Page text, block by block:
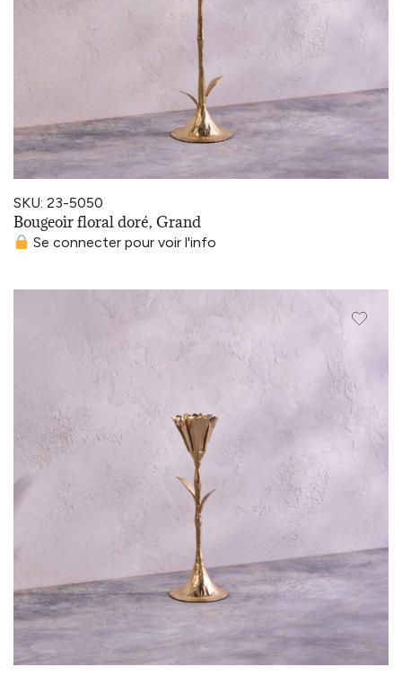
SKU: 23-5050
Bougeoir floral doré, Grand
Se connecter pour voir l'info